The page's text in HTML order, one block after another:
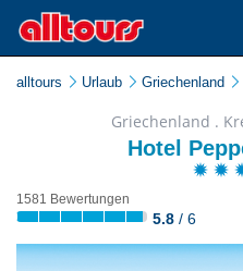
alltours Urlaub Griechenland
Griechenland .
Hotel
1581 Bewertungen
5.8 / 6